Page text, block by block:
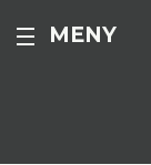
MENY